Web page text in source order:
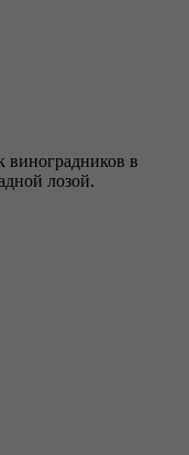
виноградников в
лозой.